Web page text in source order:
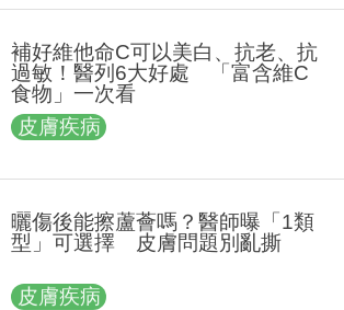
補好維他命C可以美白、抗老、抗
過敏！醫列6大好處 「富含維C
食物」一次看
皮膚疾病
曬傷後能擦蘆薈嗎？醫師曝「1類
型」可選擇 皮膚問題別亂撕
皮膚疾病